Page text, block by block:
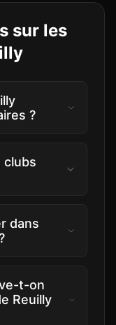
sur les
?
clubs
dans
t-on
Reuilly